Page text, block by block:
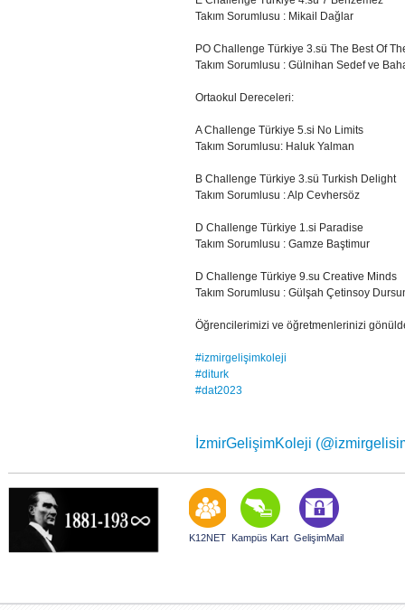
Takım Sorumlusu : Mikail Dağlar
PO Challenge Türkiye 3.sü The Best Of
Takım Sorumlusu : Gülnihan Sedef ve
Ortaokul Dereceleri:
A Challenge Türkiye 5.si No Limits
Takım Sorumlusu: Haluk Yalman
B Challenge Türkiye 3.sü Turkish Delight
Takım Sorumlusu : Alp Cevhersöz
D Challenge Türkiye 1.si Paradise
Takım Sorumlusu : Gamze Baştimur
D Challenge Türkiye 9.su Creative Minds
Takım Sorumlusu : Gülşah Çetinsoy
Öğrencilerimizi ve öğretmenlerinizi
#izmirgelişimkoleji
#diturk
#dat2023
İzmirGelişimKoleji
K12NET Kampüs Kart GelişimMail